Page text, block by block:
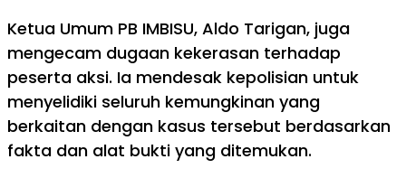
Ketua Umum PB IMBISU, Aldo Tarigan, juga
mengecam dugaan kekerasan terhadap
peserta aksi. Ia mendesak kepolisian untuk
menyelidiki seluruh kemungkinan yang
berkaitan dengan kasus tersebut berdasarkan
fakta dan alat bukti yang ditemukan.